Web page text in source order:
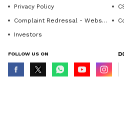
ABOUT THE AUTHOR
Privacy Policy
Complaint Redressal - Website
Investors
FOLLOW US ON